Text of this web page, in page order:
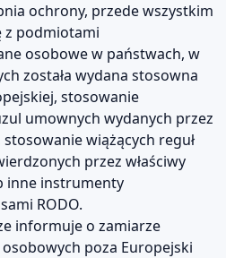
ochrony, przede wszystkim
z podmiotami
osobowe w państwach, w
została wydana stosowna
stosowanie
umownych wydanych przez
wiążących reguł
przez właściwy
inne instrumenty
RODO.
informuje o zamiarze
poza Europejski